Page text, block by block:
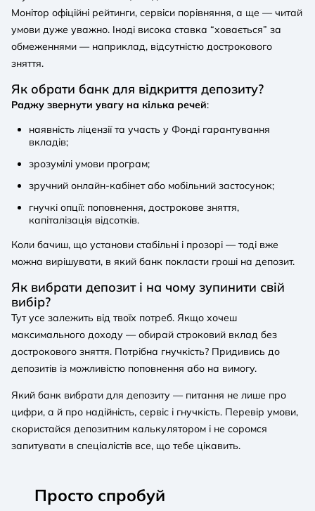
Монітор офіційні рейтинги, сервіси порівняння, а ще — читай
умови дуже уважно. Іноді висока ставка “ховається” за
обмеженнями — наприклад, відсутністю дострокового
зняття.
Як обрати банк для відкриття депозиту?
Раджу звернути увагу на кілька речей:
наявність ліцензії та участь у Фонді гарантування
вкладів;
зрозумілі умови програм;
зручний онлайн-кабінет або мобільний застосунок;
гнучкі опції: поповнення, дострокове зняття,
капіталізація відсотків.
Коли бачиш, що установи стабільні і прозорі — тоді вже
можна вирішувати, в який банк покласти гроші на депозит.
Як вибрати депозит і на чому зупинити свій
вибір?
Тут усе залежить від твоїх потреб. Якщо хочеш
максимального доходу — обирай строковий вклад без
дострокового зняття. Потрібна гнучкість? Придивись до
депозитів із можливістю поповнення або на вимогу.
Який банк вибрати для депозиту — питання не лише про
цифри, а й про надійність, сервіс і гнучкість. Перевір умови,
скористайся депозитним калькулятором і не соромся
запитувати в спеціалістів все, що тебе цікавить.
Просто спробуй